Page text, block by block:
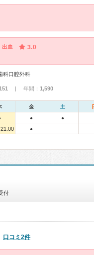
出血 3.0
科口腔外科
| 年間： 1,590
金 土
● ●
●
付
口コミ2件